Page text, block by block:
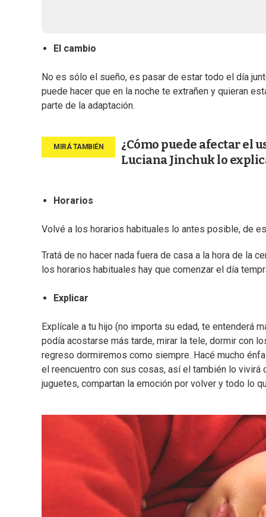
El cambio
No es sólo el sueño, es pasar de estar todo el día
puede hacer que en la noche te extrañen y quieran
parte de la adaptación.
¿Cómo puede afectar el
Luciana Jinchuk lo
Horarios
Volvé a los horarios habituales lo antes posible, de
Tratá de no hacer nada fuera de casa a la hora de la
los horarios habituales hay que comenzar el día
Explicar
Explícale a tu hijo (no importa su edad, te entenderá
podía acostarse más tarde, mirar la tele, dormir con
regreso dormiremos como siempre. Hacé mucho
el reencuentro con sus cosas, así el también lo vivirá
juguetes, compartan la emoción por volver y todo lo